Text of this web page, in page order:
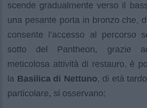
scende gradualmente verso il
una pesante porta in bronzo che,
consente l’accesso al percorso
sotto del Pantheon, grazie
meticolosa attività di restauro, è
la Basilica di Nettuno, di età
particolare, si osservano: